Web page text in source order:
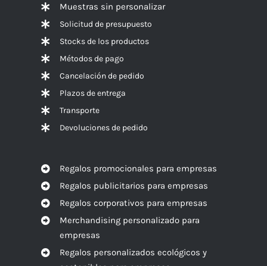
Muestras sin personalizar
Solicitud de presupuesto
Stocks de los productos
Métodos de pago
Cancelación de pedido
Plazos de entrega
Transporte
Devoluciones de pedido
Regalos promocionales para empresas
Regalos publicitarios para empresas
Regalos corporativos para empresas
Merchandising personalizado para
empresas
Regalos personalizados ecológicos y